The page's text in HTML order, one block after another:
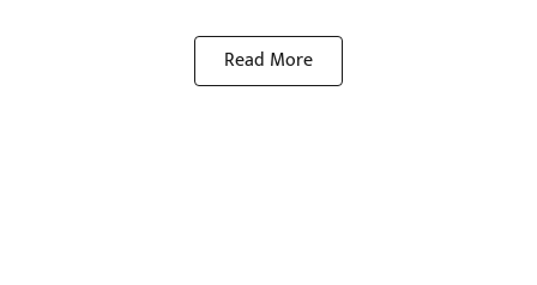
Read More